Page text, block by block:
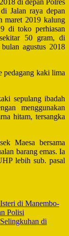
Jalan raya depan
maret 2019 kalung
di toko perhiasan
50 gram, di
agustus 2018
pedagang kaki lima
sepulang ibadah
menggunakan
hitam, tersangka
Maesa bersama
barang emas. Ia
lebih sub. pasal
di Manembo-
Polisi
di